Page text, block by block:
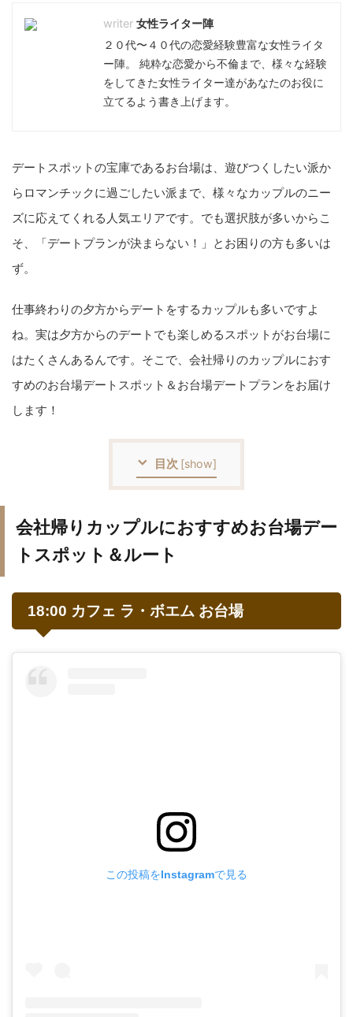
女性ライター陣
２０代〜４０代の恋愛経験豊富な女性ライタ
ー陣。 純粋な恋愛から不倫まで、様々な経験
をしてきた女性ライター達があなたのお役に
立てるよう書き上げます。
デートスポットの宝庫であるお台場は、遊びつくしたい派か
らロマンチックに過ごしたい派まで、様々なカップルのニー
ズに応えてくれる人気エリアです。でも選択肢が多いからこ
そ、「デートプランが決まらない！」とお困りの方も多いは
ず。
仕事終わりの夕方からデートをするカップルも多いですよ
ね。実は夕方からのデートでも楽しめるスポットがお台場に
はたくさんあるんです。そこで、会社帰りのカップルにおす
すめのお台場デートスポット＆お台場デートプランをお届け
します！
目次 [show]
会社帰りカップルにおすすめお台場デー
トスポット＆ルート
18:00 カフェ ラ・ボエム お台場
この投稿をInstagramで見る